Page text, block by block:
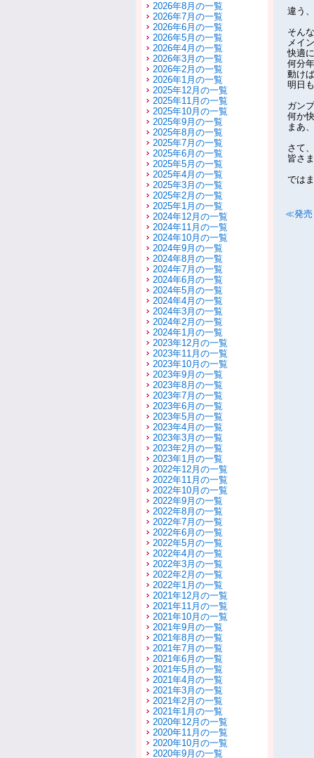
2026年8月の一覧
2026年7月の一覧
2026年6月の一覧
2026年5月の一覧
2026年4月の一覧
2026年3月の一覧
2026年2月の一覧
2026年1月の一覧
2025年12月の一覧
2025年11月の一覧
2025年10月の一覧
2025年9月の一覧
2025年8月の一覧
2025年7月の一覧
2025年6月の一覧
2025年5月の一覧
2025年4月の一覧
2025年3月の一覧
2025年2月の一覧
2025年1月の一覧
2024年12月の一覧
2024年11月の一覧
2024年10月の一覧
2024年9月の一覧
2024年8月の一覧
2024年7月の一覧
2024年6月の一覧
2024年5月の一覧
2024年4月の一覧
2024年3月の一覧
2024年2月の一覧
2024年1月の一覧
2023年12月の一覧
2023年11月の一覧
2023年10月の一覧
2023年9月の一覧
2023年8月の一覧
2023年7月の一覧
2023年6月の一覧
2023年5月の一覧
2023年4月の一覧
2023年3月の一覧
2023年2月の一覧
2023年1月の一覧
2022年12月の一覧
2022年11月の一覧
2022年10月の一覧
2022年9月の一覧
2022年8月の一覧
2022年7月の一覧
2022年6月の一覧
2022年5月の一覧
2022年4月の一覧
2022年3月の一覧
2022年2月の一覧
2022年1月の一覧
2021年12月の一覧
2021年11月の一覧
2021年10月の一覧
2021年9月の一覧
2021年8月の一覧
2021年7月の一覧
2021年6月の一覧
2021年5月の一覧
2021年4月の一覧
2021年3月の一覧
2021年2月の一覧
2021年1月の一覧
2020年12月の一覧
2020年11月の一覧
2020年10月の一覧
2020年9月の一覧
違う
そん
メイ
快適
何分
動け
明日
ガン
何か
まあ
さて
皆さ
では
≪発売